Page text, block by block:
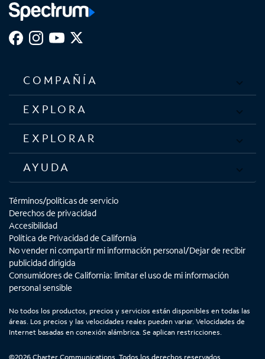
COMPAÑÍA
EXPLORA
EXPLORAR
AYUDA
Términos/políticas de servicio
Derechos de privacidad
Accesibilidad
Política de Privacidad de California
No vender ni compartir mi información personal/Dejar de recibir
publicidad dirigida
Consumidores de California: limitar el uso de mi información
personal sensible
No todos los productos, precios y servicios están disponibles en todas las
áreas. Los precios y las velocidades reales pueden variar. Velocidades de
Internet basadas en conexión alámbrica. Se aplican restricciones.
©2026 Charter Communications. Todos los derechos reservados.